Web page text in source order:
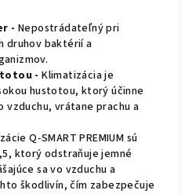
- Nepostrádateľný pri
druhov baktérií a
-Klimatizácia je
hustotou, ktorý účinne
vrátane prachu a
Q-SMART PREMIUM sú
ktorý odstraňuje jemné
sa vo vzduchu a
škodlivín, čím zabezpečuje